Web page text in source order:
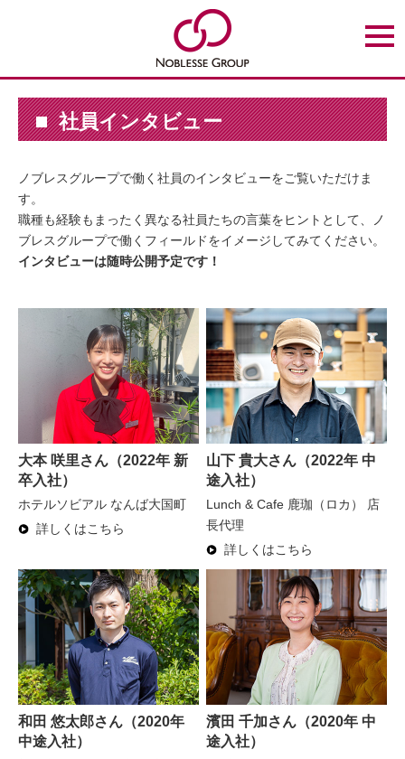
t
o
e
n
a
v
o
社員インタビュー
ノブレスグループで働く社員のインタビューをご覧いただけま
す。
職種も経験もまったく異なる社員たちの言葉をヒントとして、ノ
ブレスグループで働くフィールドをイメージしてみてください。
インタビューは随時公開予定です！
大本 咲里さん（2022年 新
卒入社）
ホテルソビアル なんば大国町
詳しくはこちら
山下 貴大さん（2022年 中
途入社）
Lunch & Cafe 鹿珈（ロカ） 店
長代理
詳しくはこちら
和田 悠太郎さん（2020年
中途入社）
濱田 千加さん（2020年 中
途入社）